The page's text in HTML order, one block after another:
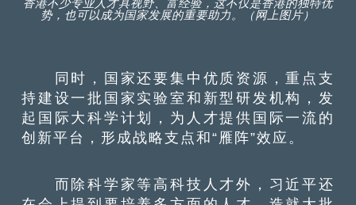
香港不少专业人才具视野、富经验，这不仅是香港的独特优
势，也可以成为国家发展的重要助力。（网上图片）
同时，国家还要集中优质资源，重点支
持建设一批国家实验室和新型研发机构，发
起国际大科学计划，为人才提供国际一流的
创新平台，形成战略支点和“雁阵”效应。
而除科学家等高科技人才外，习近平还